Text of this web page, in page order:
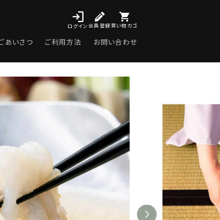
あいさつ ご利用方法 お問い合わせ
ログイン 会員登録 買い物カゴ